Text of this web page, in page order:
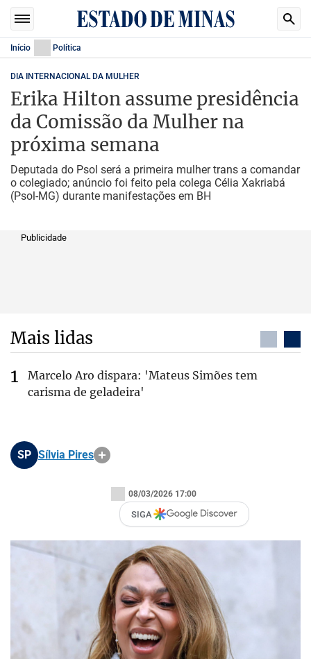
Início Política
DIA INTERNACIONAL DA MULHER
Erika Hilton assume presidência
da Comissão da Mulher na
próxima semana
Deputada do Psol será a primeira mulher trans a comandar
o colegiado; anúncio foi feito pela colega Célia Xakriabá
(Psol-MG) durante manifestações em BH
Publicidade
Mais lidas
Marcelo Aro dispara: 'Mateus Simões tem
carisma de geladeira'
SP Sílvia Pires
08/03/2026 17:00
SIGA